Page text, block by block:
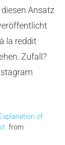
Ansatz
la reddit
Zufall?
of
from